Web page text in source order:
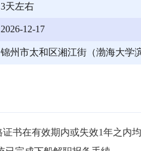
3天左右
2026-12-17
锦州市太和区湘江街（渤海大学
证书在有效期内或失效1年之内